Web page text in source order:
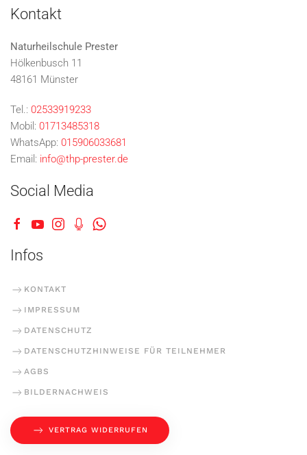
Kontakt
Naturheilschule Prester
Hölkenbusch 11
48161 Münster
Tel.: 02533919233
Mobil: 01713485318
WhatsApp: 015906033681
Email: info@thp-prester.de
Social Media
Infos
KONTAKT
IMPRESSUM
DATENSCHUTZ
DATENSCHUTZHINWEISE FÜR TEILNEHMER
AGBS
BILDERNACHWEIS
VERTRAG WIDERRUFEN